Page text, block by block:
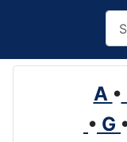
A •
• G